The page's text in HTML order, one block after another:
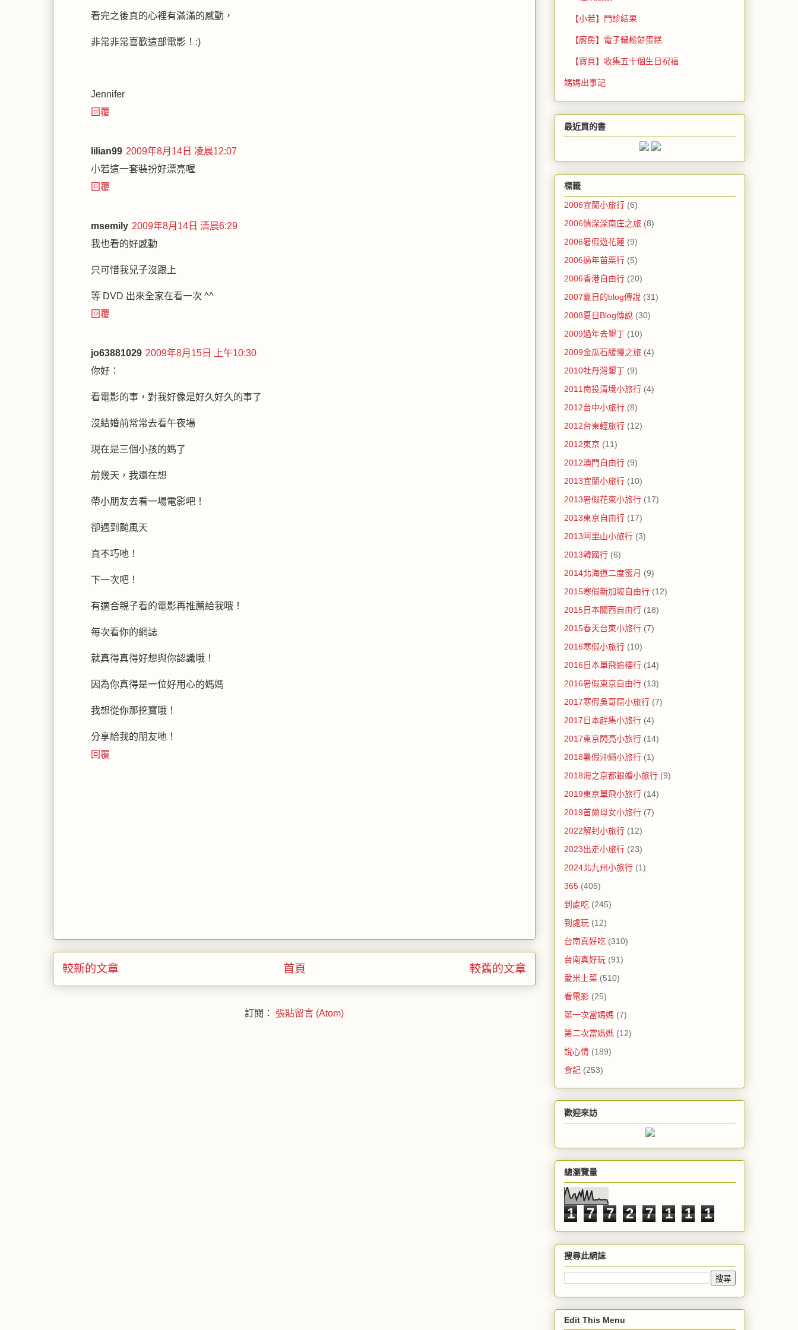
看完之後真的心裡有滿滿的感動，
非常非常喜歡這部電影！:)
Jennifer
回覆
lilian99 2009年8月14日 凌晨12:07
小若這一套裝扮好漂亮喔
回覆
msemily 2009年8月14日 清晨6:29
我也看的好感動
只可惜我兒子沒跟上
等 DVD 出來全家在看一次 ^^
回覆
jo63881029 2009年8月15日 上午10:30
你好：
看電影的事，對我好像是好久好久的事了
沒結婚前常常去看午夜場
現在是三個小孩的媽了
前幾天，我還在想
帶小朋友去看一場電影吧！
卻遇到颱風天
真不巧吔！
下一次吧！
有適合親子看的電影再推薦給我哦！
每次看你的網誌
就真得真得好想與你認識哦！
因為你真得是一位好用心的媽媽
我想從你那挖寶哦！
分享給我的朋友吔！
回覆
較新的文章 較舊的文章
首頁
訂閱： 張貼留言 (Atom)
【小若】門診結果
【廚房】電子鍋鬆餅蛋糕
【寶貝】收集五十個生日祝福
媽媽出事記
最近買的書
標籤
2006宜蘭小旅行 (6)
2006情深深南庄之旅 (8)
2006暑假遊花蓮 (9)
2006過年苗栗行 (5)
2006香港自由行 (20)
2007夏日的blog傳說 (31)
2008夏日Blog傳說 (30)
2009過年去墾丁 (10)
2009金瓜石緩慢之旅 (4)
2010牡丹灣墾丁 (9)
2011南投清境小旅行 (4)
2012台中小旅行 (8)
2012台東輕旅行 (12)
2012東京 (11)
2012澳門自由行 (9)
2013宜蘭小旅行 (10)
2013暑假花東小旅行 (17)
2013東京自由行 (17)
2013阿里山小旅行 (3)
2013韓國行 (6)
2014北海道二度蜜月 (9)
2015寒假新加坡自由行 (12)
2015日本關西自由行 (18)
2015春天台東小旅行 (7)
2016寒假小旅行 (10)
2016日本單飛追櫻行 (14)
2016暑假東京自由行 (13)
2017寒假吳哥窟小旅行 (7)
2017日本趕集小旅行 (4)
2017東京閃亮小旅行 (14)
2018暑假沖繩小旅行 (1)
2018海之京都銀婚小旅行 (9)
2019東京單飛小旅行 (14)
2019首爾母女小旅行 (7)
2022解封小旅行 (12)
2023出走小旅行 (23)
2024北九州小旅行 (1)
365 (405)
到處吃 (245)
到處玩 (12)
台南真好吃 (310)
台南真好玩 (91)
愛米上菜 (510)
看電影 (25)
第一次當媽媽 (7)
第二次當媽媽 (12)
說心情 (189)
食記 (253)
歡迎來訪
總瀏覽量
1 7 7 2 7 1 1 1
搜尋此網誌
Edit This Menu